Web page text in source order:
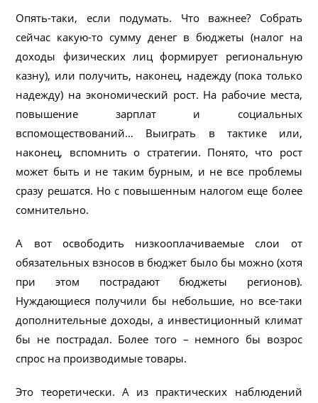
Опять-таки, если подумать. Что важнее? Собрать
сейчас какую-то сумму денег в бюджеты (налог на
доходы физических лиц формирует региональную
казну), или получить, наконец, надежду (пока только
надежду) на экономический рост. На рабочие места,
повышение зарплат и социальных
вспомоществований… Выиграть в тактике или,
наконец, вспомнить о стратегии. Понято, что рост
может быть и не таким бурным, и не все проблемы
сразу решатся. Но с повышенным налогом еще более
сомнительно.
А вот освободить низкооплачиваемые слои от
обязательных взносов в бюджет было бы можно (хотя
при этом пострадают бюджеты регионов).
Нуждающиеся получили бы небольшие, но все-таки
дополнительные доходы, а инвестиционный климат
бы не пострадал. Более того – немного бы возрос
спрос на производимые товары.
Это теоретически. А из практических наблюдений